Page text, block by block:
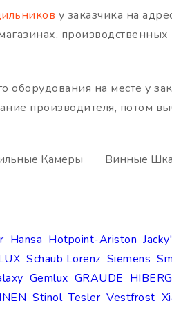
у заказчика на
на месте у
производителя, потом
Hansa Hotpoint-Ariston
Schaub Lorenz Siemens
Gemlux GRAUDE HIBERG
Stinol Tesler Vestfrost
Камеры Винные